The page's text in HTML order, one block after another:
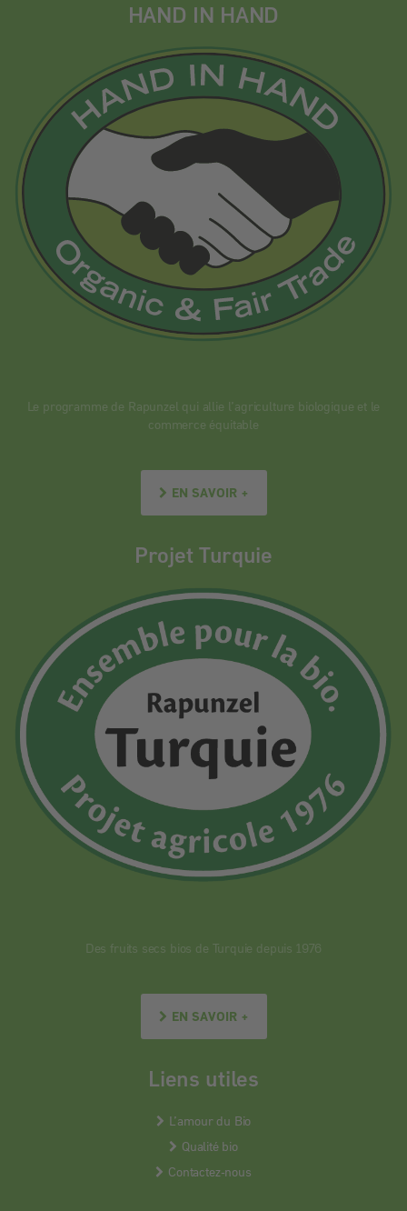
HAND IN HAND
Le programme de Rapunzel qui allie l’agriculture biologique et le
commerce équitable
EN SAVOIR +
Projet Turquie
Des fruits secs bios de Turquie depuis 1976
EN SAVOIR +
Liens utiles
L’amour du Bio
Qualité bio
Contactez-nous